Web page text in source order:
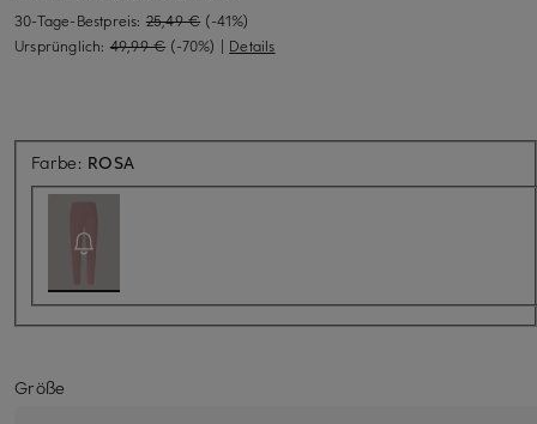
30-Tage-Bestpreis: 25,49 € (-41%)
Ursprünglich: 49,99 € (-70%) | Details
Farbe: ROSA
Größe